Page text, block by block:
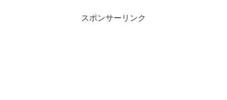
スポンサーリンク